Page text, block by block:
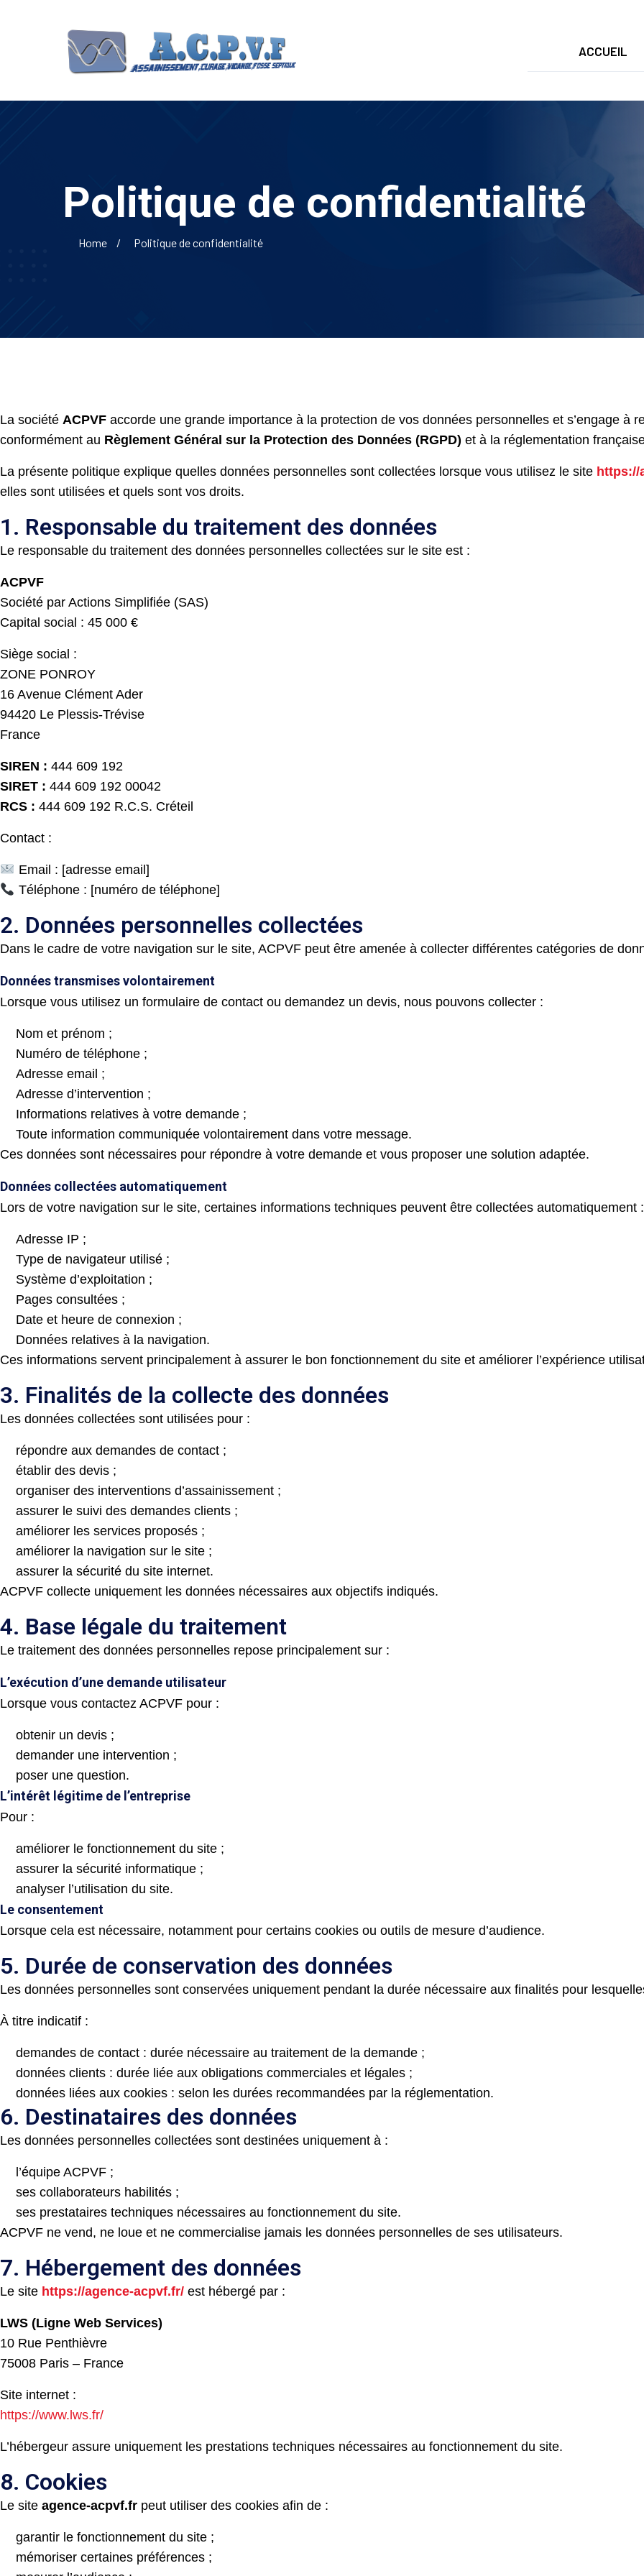
ACCUEIL
Politique de confidentialité
Home Politique de confidentialité
La société ACPVF accorde une grande importance à la protection de vos données personnelles et s’engage à
conformément au Règlement Général sur la Protection des Données (RGPD) et à la réglementation
La présente politique explique quelles données personnelles sont collectées lorsque vous utilisez le site https://
elles sont utilisées et quels sont vos droits.
1. Responsable du traitement des données
Le responsable du traitement des données personnelles collectées sur le site est :
ACPVF
Société par Actions Simplifiée (SAS)
Capital social : 45 000 €
Siège social :
ZONE PONROY
16 Avenue Clément Ader
94420 Le Plessis-Trévise
France
SIREN : 444 609 192
SIRET : 444 609 192 00042
RCS : 444 609 192 R.C.S. Créteil
Contact :
Email : [adresse email]
Téléphone : [numéro de téléphone]
2. Données personnelles collectées
Dans le cadre de votre navigation sur le site, ACPVF peut être amenée à collecter différentes catégories de
Données transmises volontairement
Lorsque vous utilisez un formulaire de contact ou demandez un devis, nous pouvons collecter :
Nom et prénom ;
Numéro de téléphone ;
Adresse email ;
Adresse d’intervention ;
Informations relatives à votre demande ;
Toute information communiquée volontairement dans votre message.
Ces données sont nécessaires pour répondre à votre demande et vous proposer une solution adaptée.
Données collectées automatiquement
Lors de votre navigation sur le site, certaines informations techniques peuvent être collectées automatiquement :
Adresse IP ;
Type de navigateur utilisé ;
Système d’exploitation ;
Pages consultées ;
Date et heure de connexion ;
Données relatives à la navigation.
Ces informations servent principalement à assurer le bon fonctionnement du site et améliorer l’expérience
3. Finalités de la collecte des données
Les données collectées sont utilisées pour :
répondre aux demandes de contact ;
établir des devis ;
organiser des interventions d’assainissement ;
assurer le suivi des demandes clients ;
améliorer les services proposés ;
améliorer la navigation sur le site ;
assurer la sécurité du site internet.
ACPVF collecte uniquement les données nécessaires aux objectifs indiqués.
4. Base légale du traitement
Le traitement des données personnelles repose principalement sur :
L’exécution d’une demande utilisateur
Lorsque vous contactez ACPVF pour :
obtenir un devis ;
demander une intervention ;
poser une question.
L’intérêt légitime de l’entreprise
Pour :
améliorer le fonctionnement du site ;
assurer la sécurité informatique ;
analyser l’utilisation du site.
Le consentement
Lorsque cela est nécessaire, notamment pour certains cookies ou outils de mesure d’audience.
5. Durée de conservation des données
Les données personnelles sont conservées uniquement pendant la durée nécessaire aux finalités pour
À titre indicatif :
demandes de contact : durée nécessaire au traitement de la demande ;
données clients : durée liée aux obligations commerciales et légales ;
données liées aux cookies : selon les durées recommandées par la réglementation.
6. Destinataires des données
Les données personnelles collectées sont destinées uniquement à :
l’équipe ACPVF ;
ses collaborateurs habilités ;
ses prestataires techniques nécessaires au fonctionnement du site.
ACPVF ne vend, ne loue et ne commercialise jamais les données personnelles de ses utilisateurs.
7. Hébergement des données
Le site https://agence-acpvf.fr/ est hébergé par :
LWS (Ligne Web Services)
10 Rue Penthièvre
75008 Paris – France
Site internet :
https://www.lws.fr/
L’hébergeur assure uniquement les prestations techniques nécessaires au fonctionnement du site.
8. Cookies
Le site agence-acpvf.fr peut utiliser des cookies afin de :
garantir le fonctionnement du site ;
mémoriser certaines préférences ;